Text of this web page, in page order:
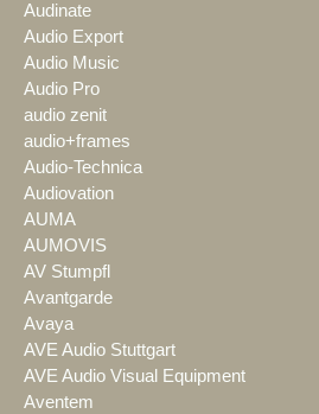
Audinate
Audio Export
Audio Music
Audio Pro
audio zenit
audio+frames
Audio-Technica
Audiovation
AUMA
AUMOVIS
AV Stumpfl
Avantgarde
Avaya
AVE Audio Stuttgart
AVE Audio Visual Equipment
Aventem